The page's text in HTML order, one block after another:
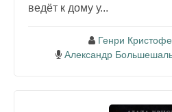
ведёт к дому у...
Генри
Александр